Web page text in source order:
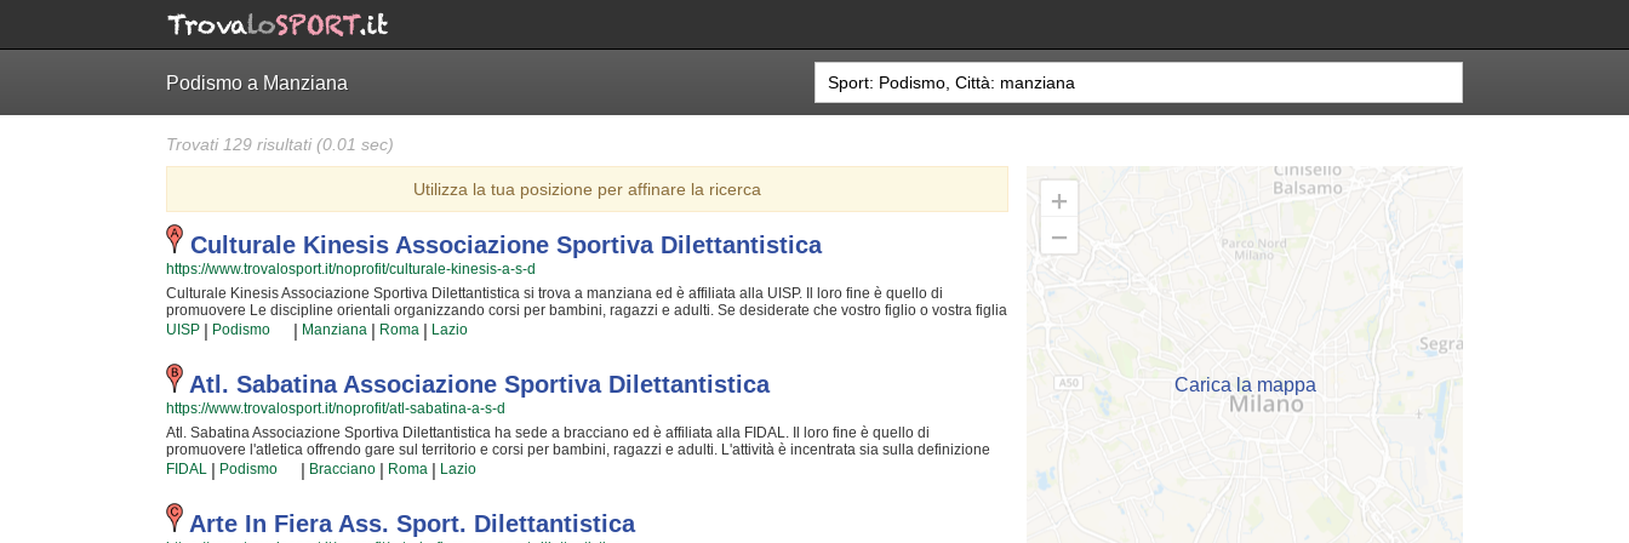
Podismo a Manziana
Trovati 129 risultati (0.01 sec)
Utilizza la tua posizione per affinare la ricerca
Culturale Kinesis Associazione Sportiva Dilettantistica
https://www.trovalosport.it/noprofit/culturale-kinesis-a-s-d
Culturale Kinesis Associazione Sportiva Dilettantistica si trova a manziana ed è affiliata alla UISP. Il loro fine è quello di
promuovere Le discipline orientali organizzando corsi per bambini, ragazzi e adulti. Se desiderate che vostro figlio o vostra figlia
impari la disciplina, il rispetto e la concentrazione, Le discipline orientali è sicuramente lo sport giusto. I loro maestri di discipline
orientali seguiranno i vostri figli quotidianamente, ma restando sempre nell'ottica di sviluppare i talenti e le capacità personali di
ciascun atleta. Culturale Kinesis Associazione Sportiva Dilettantistica da sempre accoglie i bambini e i ragazzi di manziana, in
un ambiente serio e sano, in cui i vostri figli troveranno sicuramente uno sfogo e uno svago e tanti nuovi amici. Gli allenamenti si
svolgono in palestra a manziana e seguono l'andamento del calendario scolastico mentre le gare si tengono generalmente nel
week end. Se vuoi iscriverti o semplicemente scoprire di più sui loro corsi puoi venire in sede o inviare un messaggio cliccando
sul bottone "Contattaci" presente nella pagina.
UISP | Podismo | Manziana | Roma | Lazio
Atl. Sabatina Associazione Sportiva Dilettantistica
https://www.trovalosport.it/noprofit/atl-sabatina-a-s-d
Atl. Sabatina Associazione Sportiva Dilettantistica ha sede a bracciano ed è affiliata alla FIDAL. Il loro fine è quello di
promuovere l'atletica offrendo gare sul territorio e corsi per bambini, ragazzi e adulti. L'attività è incentrata sia sulla definizione
delle capacità motorie e fisiche degli atleti sia sulla creazione di quelle qualità personali che si acquisiscono quotidianamente
affrontando sfide complesse. Proprio per questo motivo gli allenatori sono tra i più preparati della provincia e sono capaci di
trasmettere quelle qualità in cui Atl. Sabatina Associazione Sportiva Dilettantistica crede fin dalla sua genesi. La passione, i
sacrifici e la continua ricerca della chiave per migliorare e superare i propri limiti personali rendono l'atletica uno sport unico e
da cui si viene immediatamente colpiti. Atl. Sabatina Associazione Sportiva Dilettantistica è una grande comunità in cui potrai
FIDAL | Podismo | Bracciano | Roma | Lazio
Arte In Fiera Ass. Sport. Dilettantistica
Carica la mappa